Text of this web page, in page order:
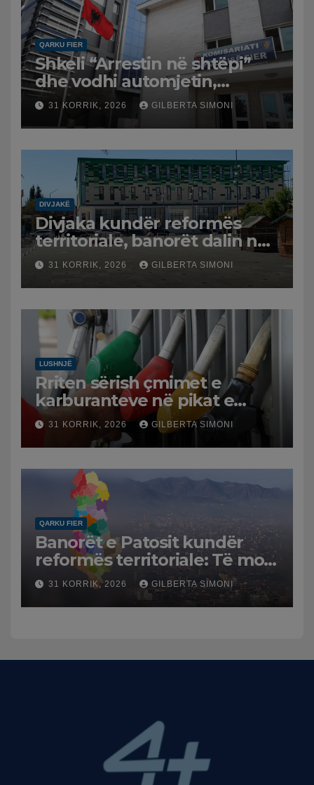
QARKU FIER
Shkeli “Arrestin në shtëpi”
dhe vodhi automjetin,
arrestohet 43-vjeçari
31 KORRIK, 2026 GILBERTA SIMONI
DIVJAKË
Divjaka kundër reformës
territoriale, banorët dalin në
protestë.
31 KORRIK, 2026 GILBERTA SIMONI
LUSHNJË
Rriten sërish çmimet e
karburanteve në pikat e
karburanteve në Lushnjë.
Tensionet në Lindjen e
Mesme shtrenjtojnë naftën
dhe benzinën në vend
31 KORRIK, 2026 GILBERTA SIMONI
QARKU FIER
Banorët e Patosit kundër
reformës territoriale: Të mos
humbasim identitetin e
qytetit
31 KORRIK, 2026 GILBERTA SIMONI